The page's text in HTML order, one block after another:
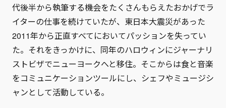
代後半から執筆する機会をたくさんもらえたおかげでラ
イターの仕事を続けていたが、東日本大震災があった
2011年から正直すべてにおいてパッションを失ってい
た。それをきっかけに、同年のハロウィンにジャーナリ
ストビザでニューヨークへと移住。そこからは食と音楽
をコミュニケーションツールにし、シェフやミュージシ
ャンとして活動している。